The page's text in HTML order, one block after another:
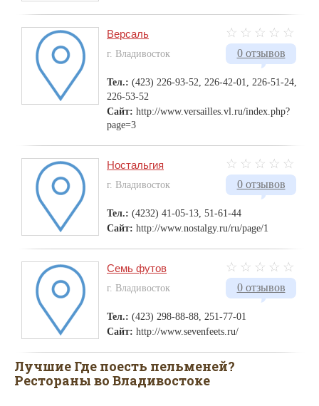
0 отзывов
Версаль
г. Владивосток
Тел.: (423) 226-93-52, 226-42-01, 226-51-24,
226-53-52
Сайт: http://www.versailles.vl.ru/index.php?
page=3
0 отзывов
Ностальгия
г. Владивосток
Тел.: (4232) 41-05-13, 51-61-44
Сайт: http://www.nostalgy.ru/ru/page/1
0 отзывов
Семь футов
г. Владивосток
Тел.: (423) 298-88-88, 251-77-01
Сайт: http://www.sevenfeets.ru/
Лучшие Где поесть пельменей?
Рестораны во Владивостоке